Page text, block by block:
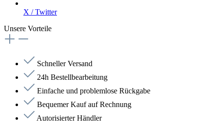
X / Twitter
Unsere Vorteile
Schneller Versand
24h Bestellbearbeitung
Einfache und problemlose Rückgabe
Bequemer Kauf auf Rechnung
Autorisierter Händler